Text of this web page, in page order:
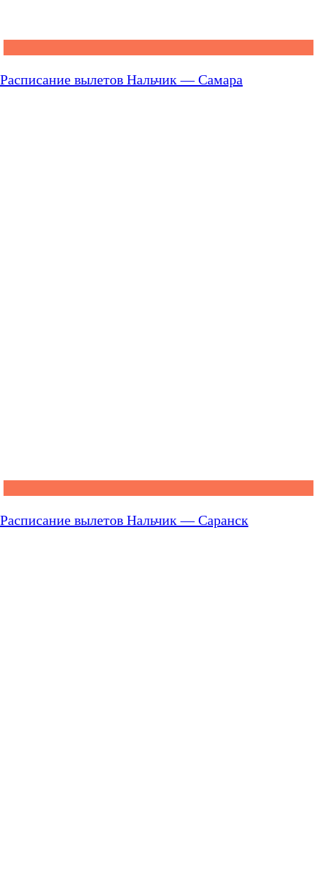
Расписание вылетов Нальчик — Самара
Расписание вылетов Нальчик — Саранск